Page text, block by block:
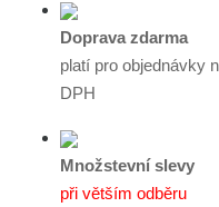
Doprava zdarma
platí pro objednávky
DPH
Množstevní slevy
při větším odběru